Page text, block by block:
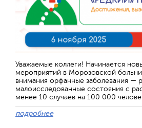
Уважаемые коллеги! Начинается
мероприятий в Морозовской
внимания орфанные заболевания —
малоисследованные состояния с
менее 10 случаев на 100 000
подробнее